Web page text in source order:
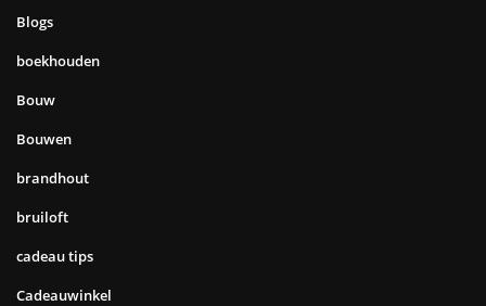
Blogs
boekhouden
Bouw
Bouwen
brandhout
bruiloft
cadeau tips
Cadeauwinkel